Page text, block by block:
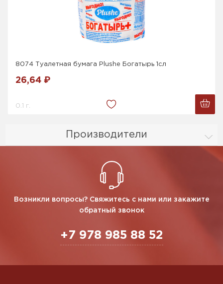
Производители
8074 Туалетная бумага Plushe Богатырь 1сл
26,64 ₽
0.1 г.
Возникли вопросы? Свяжитесь с нами или закажите
обратный звонок
+7 978 985 88 52